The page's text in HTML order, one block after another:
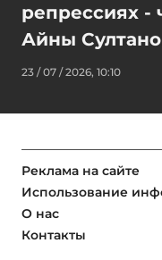
репрессиях -
Айны
23 / 07 / 2026, 10:10
Реклама на сайте
Использование
О нас
Контакты